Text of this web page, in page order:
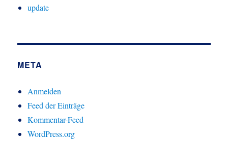
update
META
Anmelden
Feed der Einträge
Kommentar-Feed
WordPress.org